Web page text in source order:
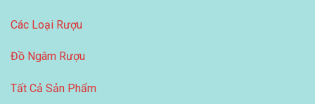
Các Loại Rượu
Đồ Ngâm Rượu
Tất Cả Sản Phẩm